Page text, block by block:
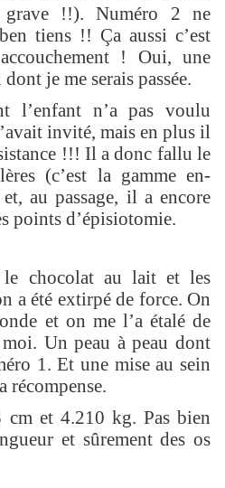
!!). Numéro 2 ne
tiens !! Ça aussi c’est
! Oui, une
je me serais passée.
l’enfant n’a pas voulu
invité, mais en plus il
!!! Il a donc fallu le
(c’est la gamme en-
au passage, il a encore
points d’épisiotomie.
chocolat au lait et les
a été extirpé de force. On
et on me l’a étalé de
Un peau à peau dont
1. Et une mise au sein
récompense.
cm et 4.210 kg. Pas bien
et sûrement des os